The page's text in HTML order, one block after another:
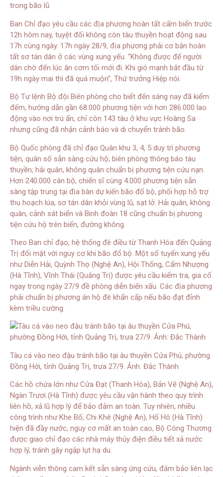
trong bão lũ
Ban Chỉ đạo yêu cầu các địa phương hoàn tất cấm biển trước
12h hôm nay, tuyệt đối không còn tàu thuyền hoạt động sau
17h cùng ngày. 17h ngày 28/9, địa phương phải cơ bản hoàn
tất sơ tán dân ở các vùng xung yếu. “Không được để người
dân chờ đến lúc ăn cơm tối mới đi. Khi gió mạnh bắt đầu từ
19h ngày mai thì đã quá muộn”, Thứ trưởng Hiệp nói.
Bộ Tư lệnh Bộ đội Biên phòng cho biết đến sáng nay đã kiểm
đếm, hướng dẫn gần 68.000 phương tiện với hơn 286.000 lao
động vào nơi trú ẩn, chỉ còn 143 tàu ở khu vực Hoàng Sa
nhưng cũng đã nhận cảnh báo và di chuyển tránh bão.
Bộ Quốc phòng đã chỉ đạo Quân khu 3, 4, 5 duy trì phương
tiện, quân số sẵn sàng cứu hộ; biên phòng thông báo tàu
thuyền; hải quân, không quân chuẩn bị phương tiện cứu nạn.
Hơn 240.000 cán bộ, chiến sĩ cùng 4.000 phương tiện sẵn
sàng tập trung tại địa bàn dự kiến bão đổ bộ, phối hợp hỗ trợ
thu hoạch lúa, sơ tán dân khỏi vùng lũ, sạt lở. Hải quân, không
quân, cảnh sát biển và Binh đoàn 18 cũng chuẩn bị phương
tiện cứu hộ trên biển, đường không.
Theo Ban chỉ đạo, hệ thống đê điều từ Thanh Hóa đến Quảng
Trị đối mặt với nguy cơ khi bão đổ bộ. Một số tuyến xung yếu
như Diễn Hải, Quỳnh Thọ (Nghệ An), Hội Thống, Cẩm Nhượng
(Hà Tĩnh), Vĩnh Thái (Quảng Trị) được yêu cầu kiểm tra, gia cố
ngay trong ngày 27/9 đề phòng diễn biến xấu. Các địa phương
phải chuẩn bị phương án hộ đê khẩn cấp nếu bão đạt đỉnh
kèm triều cường.
Tàu cá vào neo đậu tránh bão tại âu thuyền Cửa Phú, phường
Đồng Hới, tỉnh Quảng Trị, trưa 27/9. Ảnh: Đắc Thành
Các hồ chứa lớn như Cửa Đạt (Thanh Hóa), Bản Vẽ (Nghệ An),
Ngàn Trươi (Hà Tĩnh) được yêu cầu vận hành theo quy trình
liên hồ, xả lũ hợp lý để bảo đảm an toàn. Tuy nhiên, nhiều
công trình như Khe Bố, Chi Khê (Nghệ An), Hố Hô (Hà Tĩnh)
hiện đã đầy nước, nguy cơ mất an toàn cao, Bộ Công Thương
được giao chỉ đạo các nhà máy thủy điện điều tiết xả nước
hợp lý, tránh gây ngập lụt hạ du.
Ngành viễn thông cam kết sẵn sàng ứng cứu, đảm bảo liên lạc